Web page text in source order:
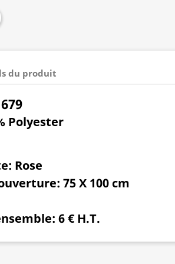
du produit
Polyester
Rose
: 75 X 100 cm
6 € H.T.